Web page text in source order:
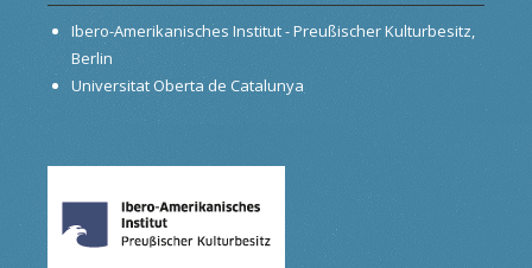
Ibero-Amerikanisches Institut - Preußischer Kulturbesitz,
Berlin
Universitat Oberta de Catalunya